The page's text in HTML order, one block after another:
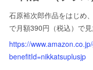
石原裕次郎作品をはじめ
で月額390円（税込）で見
https://
benefitId=nikkatsuplusjp